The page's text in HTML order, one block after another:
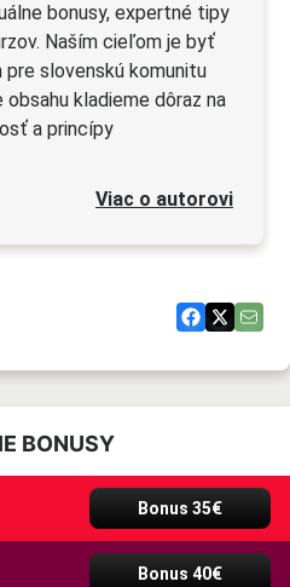
bonusy, expertné tipy
Naším cieľom je byť
slovenskú komunitu
kladieme dôraz na
a princípy
Viac o autorovi
BONUSY
Bonus 35€
Bonus 40€